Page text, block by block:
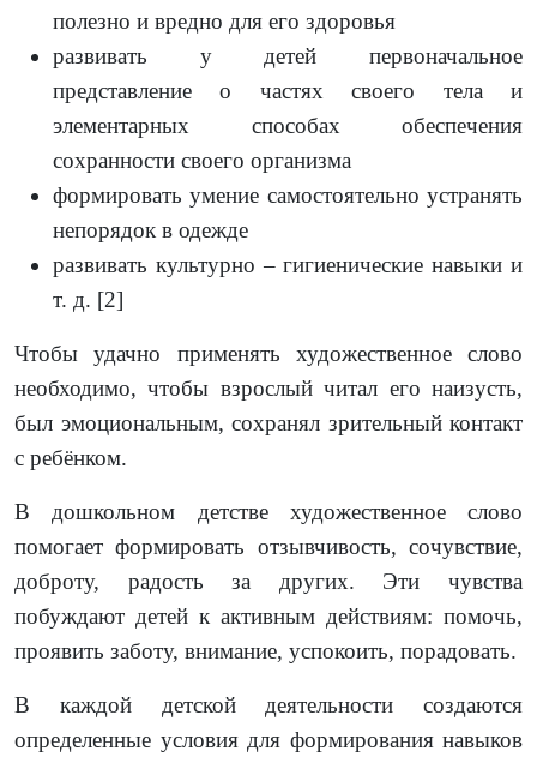
полезно и вредно для его здоровья
развивать у детей первоначальное
представление о частях своего тела и
элементарных способах обеспечения
сохранности своего организма
формировать умение самостоятельно устранять
непорядок в одежде
развивать культурно – гигиенические навыки и
т. д. [2]
Чтобы удачно применять художественное слово
необходимо, чтобы взрослый читал его наизусть,
был эмоциональным, сохранял зрительный контакт
с ребёнком.
В дошкольном детстве художественное слово
помогает формировать отзывчивость, сочувствие,
доброту, радость за других. Эти чувства
побуждают детей к активным действиям: помочь,
проявить заботу, внимание, успокоить, порадовать.
В каждой детской деятельности создаются
определенные условия для формирования навыков